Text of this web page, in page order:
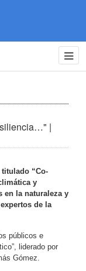
|
“Co-
y
en la naturaleza y
de la
públicos e
liderado por
Gómez.